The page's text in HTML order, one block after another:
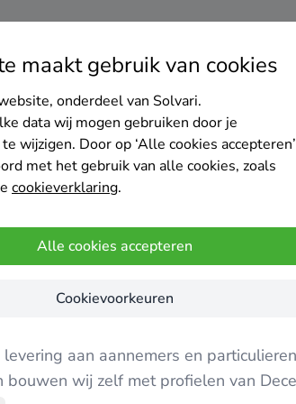
maakt gebruik van cookies
onderdeel van Solvari.
data wij mogen gebruiken door je
wijzigen. Door op ‘Alle cookies
met het gebruik van alle cookies, zoals
cookieverklaring.
Alle cookies accepteren
Cookievoorkeuren
overzicht Rotterdamse Kunststof Kozijnen
Kunststof Kozijnen Fabriek
(5 reviews)
Kunststof Kozijnen fabriek is
aan aannemers en
bouwen wij zelf met profielen van